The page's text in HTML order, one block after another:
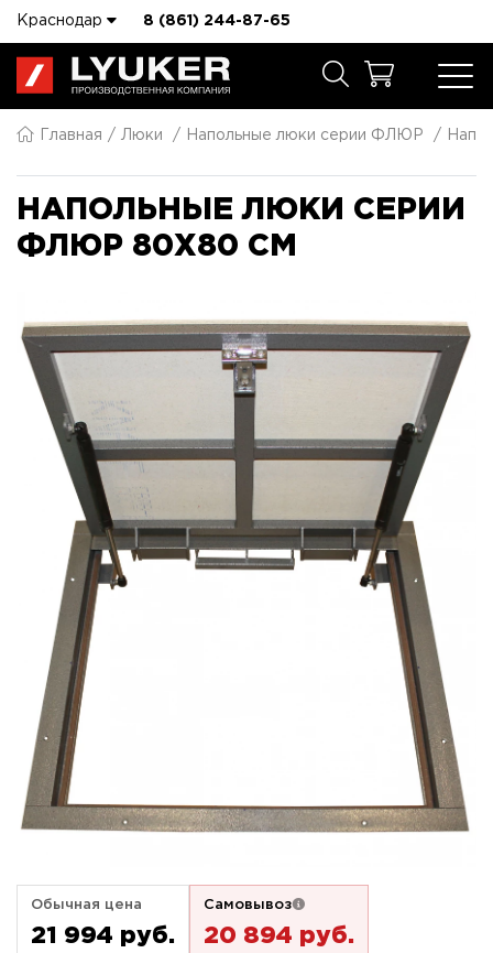
Краснодар 8 (861) 244-87-65
Главная Люки Напольные люки серии ФЛЮР
НАПОЛЬНЫЕ ЛЮКИ СЕРИИ
ФЛЮР 80X80 СМ
Обычная цена
21 994 pуб.
Самовывоз
20 894 pуб.